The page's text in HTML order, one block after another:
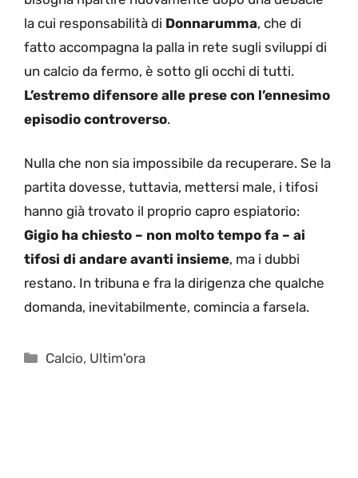
la cui responsabilità di Donnarumma, che di
fatto accompagna la palla in rete sugli sviluppi di
un calcio da fermo, è sotto gli occhi di tutti.
L’estremo difensore alle prese con l’ennesimo
episodio controverso.
Nulla che non sia impossibile da recuperare. Se la
partita dovesse, tuttavia, mettersi male, i tifosi
hanno già trovato il proprio capro espiatorio:
Gigio ha chiesto – non molto tempo fa – ai
tifosi di andare avanti insieme, ma i dubbi
restano. In tribuna e fra la dirigenza che qualche
domanda, inevitabilmente, comincia a farsela.
Categorie
Calcio, Ultim'ora